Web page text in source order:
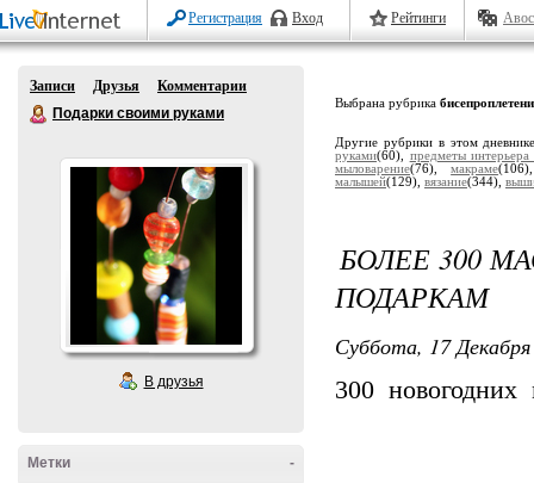
Регистрация Вход Рейтинги
Записи Друзья
Комментарии
Подарки своими руками
В друзья
-
Метки
Выбрана рубрика
Другие рубрики в этом
руками(60), предметы
мыловарение(76),макраме
малышей(129), вязание(344),
БОЛЕЕ 300
ПОДАРКАМ
Суббота, 17
300 новогодних